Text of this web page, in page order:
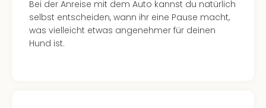
Bei der Anreise mit dem Auto kannst du natürlich
selbst entscheiden, wann ihr eine Pause macht,
was vielleicht etwas angenehmer für deinen
Hund ist.